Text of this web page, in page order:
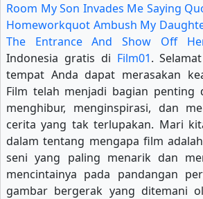
Room My Son Invades Me Saying
Homeworkquot Ambush My
The Entrance And Show Off
Indonesia gratis di Film01.
tempat Anda dapat merasakan
Film telah menjadi bagian penting
menghibur, menginspirasi, dan
cerita yang tak terlupakan. Mari
dalam tentang mengapa film
seni yang paling menarik dan
mencintainya pada pandangan
gambar bergerak yang ditemani